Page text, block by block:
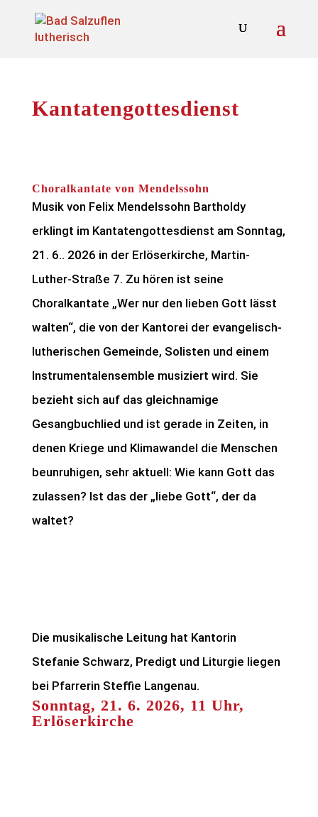
Kantatengottesdienst
Choralkantate von Mendelssohn
Musik von Felix Mendelssohn Bartholdy
erklingt im Kantatengottesdienst am Sonntag,
21. 6.. 2026 in der Erlöserkirche, Martin-
Luther-Straße 7. Zu hören ist seine
Choralkantate „Wer nur den lieben Gott lässt
walten“, die von der Kantorei der evangelisch-
lutherischen Gemeinde, Solisten und einem
Instrumentalensemble musiziert wird. Sie
bezieht sich auf das gleichnamige
Gesangbuchlied und ist gerade in Zeiten, in
denen Kriege und Klimawandel die Menschen
beunruhigen, sehr aktuell: Wie kann Gott das
zulassen? Ist das der „liebe Gott“, der da
waltet?
Die musikalische Leitung hat Kantorin
Stefanie Schwarz, Predigt und Liturgie liegen
bei Pfarrerin Steffie Langenau.
Sonntag, 21. 6. 2026, 11 Uhr,
Erlöserkirche